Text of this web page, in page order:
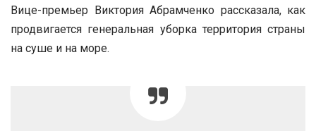
Вице-премьер Виктория Абрамченко рассказала, как
продвигается генеральная уборка территория страны
на суше и на море.